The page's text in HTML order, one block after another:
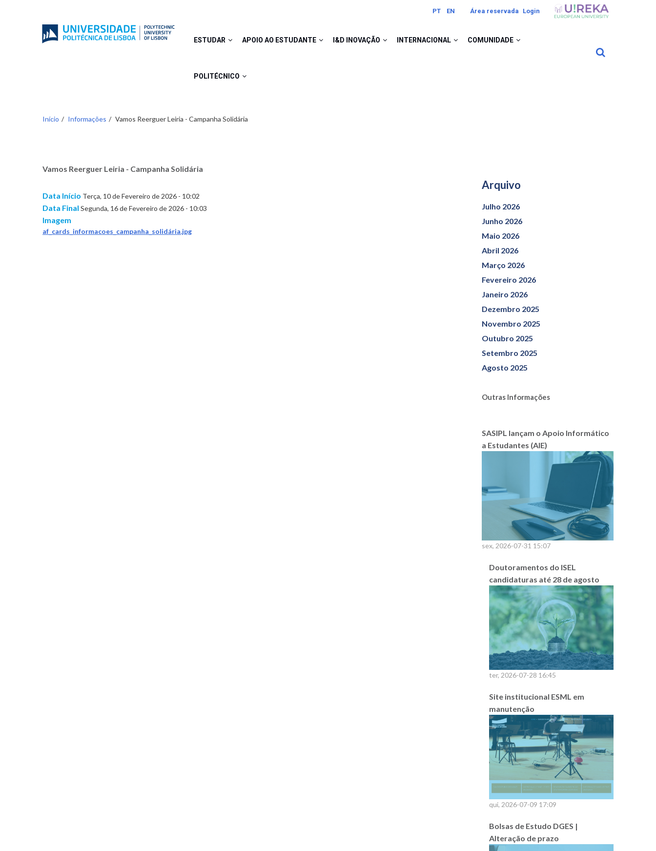
PT EN Área reservada Login Image
ESTUDAR APOIO AO ESTUDANTE I&D INOVAÇÃO INTERNACIONAL COMUNIDADE
POLITÉCNICO
Início Informações Vamos Reerguer Leiria - Campanha Solidária
Vamos Reerguer Leiria - Campanha Solidária
Data Início Terça, 10 de Fevereiro de 2026 - 10:02
Data Final Segunda, 16 de Fevereiro de 2026 - 10:03
Imagem
af_cards_informacoes_campanha_solidária.jpg
Arquivo
Julho 2026
Junho 2026
Maio 2026
Abril 2026
Março 2026
Fevereiro 2026
Janeiro 2026
Dezembro 2025
Novembro 2025
Outubro 2025
Setembro 2025
Agosto 2025
Outras Informações
SASIPL lançam o Apoio Informático
a Estudantes (AIE)
sex, 2026-07-31 15:07
Doutoramentos do ISEL
candidaturas até 28 de agosto
ter, 2026-07-28 16:45
Site institucional ESML em
manutenção
qui, 2026-07-09 17:09
Bolsas de Estudo DGES |
Alteração de prazo